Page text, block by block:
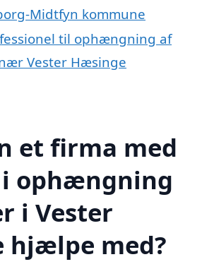
Midtfyn kommune
til ophængning af
Vester Hæsinge
et firma med
i ophængning
i Vester
hjælpe med?